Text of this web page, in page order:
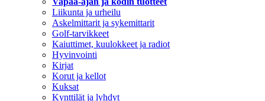
Liikunta ja urheilu
Askelmittarit ja sykemittarit
Golf-tarvikkeet
Kaiuttimet, kuulokkeet ja radiot
Hyvinvointi
Kirjat
Korut ja kellot
Kuksat
Kynttilät ja lyhdyt